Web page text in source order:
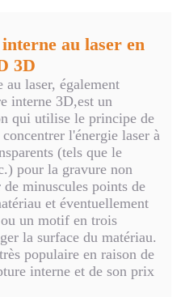
au laser en
3D
au laser, également
interne 3D,est un
qui utilise le principe de
l'énergie laser à
(tels que le
pour la gravure non
minuscules points de
et éventuellement
un motif en trois
la surface du matériau.
populaire en raison de
interne et de son prix